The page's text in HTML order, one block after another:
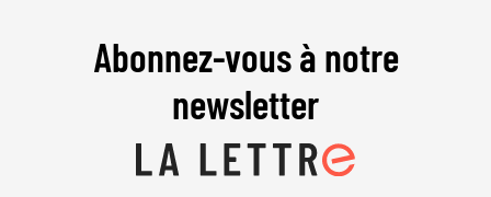
Abonnez-vous à notre
newsletter